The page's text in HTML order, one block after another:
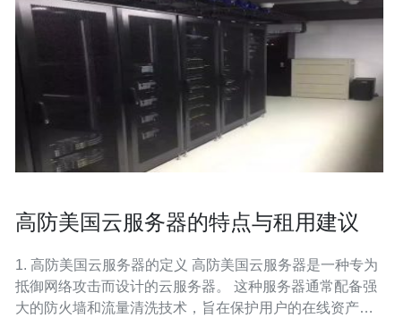
高防美国云服务器的特点与租用建议
1. 高防美国云服务器的定义 高防美国云服务器是一种专为
抵御网络攻击而设计的云服务器。 这种服务器通常配备强
大的防火墙和流量清洗技术，旨在保护用户的在线资产。